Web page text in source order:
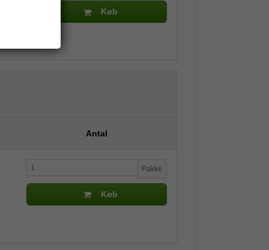
Køb
Antal
Pakke
Køb